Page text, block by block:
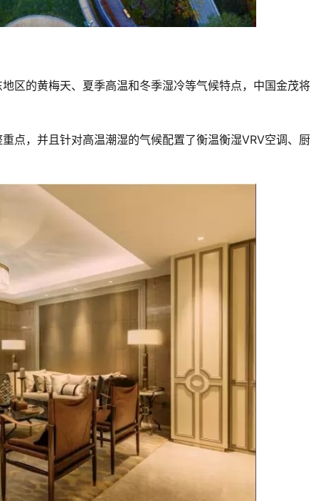
区的黄梅天、夏季高温和冬季湿冷等气候特点，中国金茂将
点，并且针对高温潮湿的气候配置了衡温衡湿VRV空调、厨